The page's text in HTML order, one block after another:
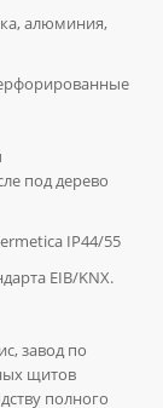
алюминия,
под дерево
IP44/55
EIB/KNX.
завод по
щитов
полного